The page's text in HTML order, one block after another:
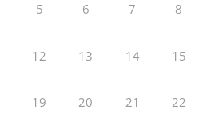
5 6 7 8
12 13 14 15
19 20 21 22